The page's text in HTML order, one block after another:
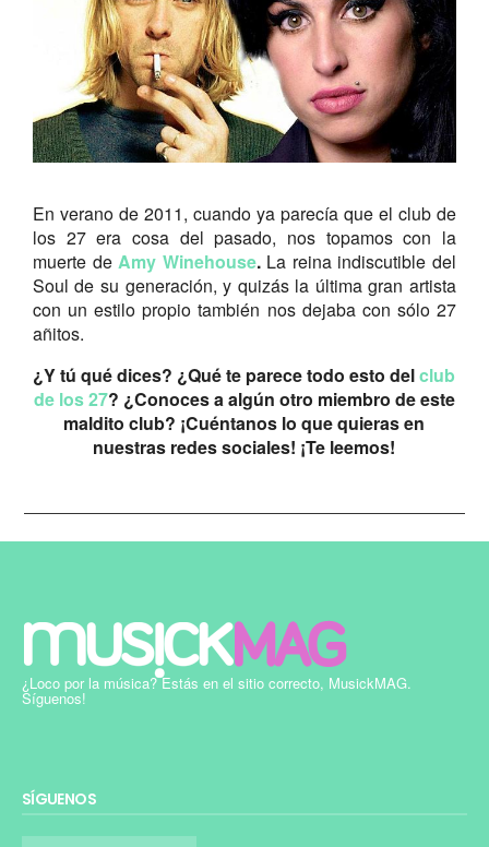
En verano de 2011, cuando ya parecía que el club de
los 27 era cosa del pasado, nos topamos con la
muerte deAmy Winehouse. La reina indiscutible del
Soul de su generación, y quizás la última gran artista
con un estilo propio también nos dejaba con sólo 27
añitos.
¿Y tú qué dices? ¿Qué te parece todo esto delclub
de los 27? ¿Conoces a algún otro miembro de este
maldito club? ¡Cuéntanos lo que quieras en
nuestras redes sociales! ¡Te leemos!
¿Loco por la música? Estás en el sitio correcto, MusickMAG.
Síguenos!
SÍGUENOS